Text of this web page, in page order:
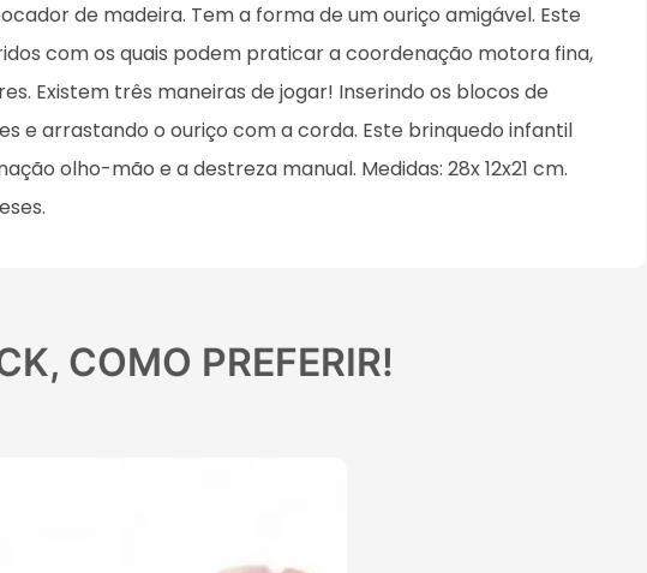
de madeira. Tem a forma de um ouriço amigável. Este
com os quais podem praticar a coordenação motora fina,
Existem três maneiras de jogar! Inserindo os blocos de
e arrastando o ouriço com a corda. Este brinquedo infantil
olho-mão e a destreza manual. Medidas: 28x 12x21 cm.
COMO PREFERIR!